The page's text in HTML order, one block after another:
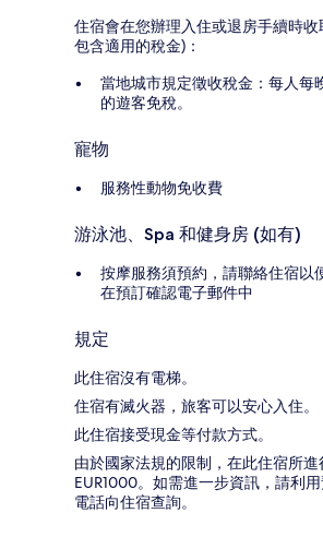
住宿會在您辦理入住或退房手續時
包含適用的稅金)：
當地城市規定徵收稅金：每人每
的遊客免稅。
寵物
服務性動物免收費
游泳池、Spa 和健身房 (如有)
按摩服務須預約，請聯絡住宿以
在預訂確認電子郵件中
規定
此住宿沒有電梯。
住宿有滅火器，旅客可以安心入住。
此住宿接受現金等付款方式。
由於國家法規的限制，在此住宿所
EUR1000。如需進一步資訊，請利
電話向住宿查詢。